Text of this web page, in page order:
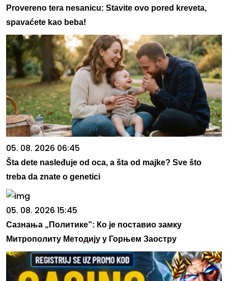
Provereno tera nesanicu: Stavite ovo pored kreveta,
spavaćete kao beba!
05. 08. 2026 06:45
Šta dete nasleđuje od oca, a šta od majke? Sve što
treba da znate o genetici
05. 08. 2026 15:45
Сазнања „Политике”: Ко је поставио замку
Митрополиту Методију у Горњем Заостру